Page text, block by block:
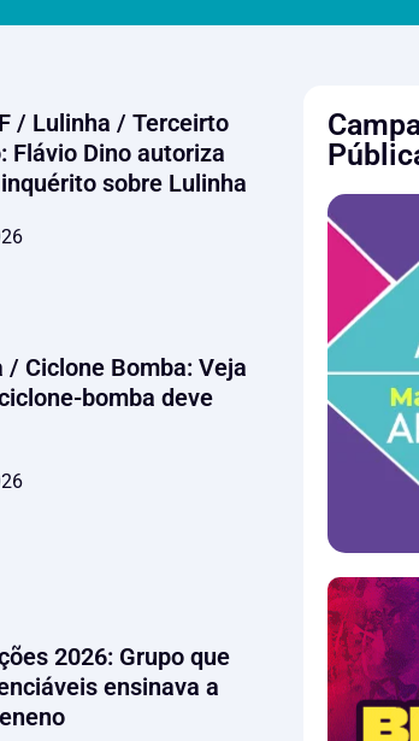
/ Lulinha / Terceirto
Flávio Dino autoriza
sobre Lulinha
Ciclone Bomba: Veja
bomba deve
2026: Grupo que
ensinava a